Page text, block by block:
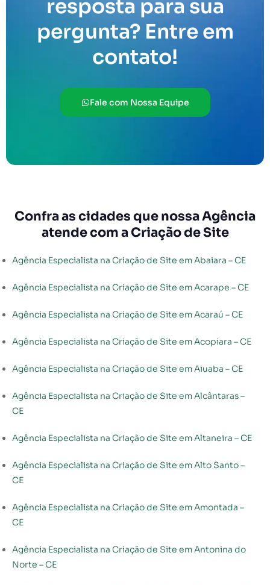
resposta para sua
pergunta? Entre em
contato!
Fale com Nossa Equipe
Confra as cidades que nossa Agência
atende com a Criação de Site
Agência Especialista na Criação de Site em Abaiara – CE
Agência Especialista na Criação de Site em Acarape – CE
Agência Especialista na Criação de Site em Acaraú – CE
Agência Especialista na Criação de Site em Acopiara – CE
Agência Especialista na Criação de Site em Aiuaba – CE
Agência Especialista na Criação de Site em Alcântaras –
CE
Agência Especialista na Criação de Site em Altaneira – CE
Agência Especialista na Criação de Site em Alto Santo –
CE
Agência Especialista na Criação de Site em Amontada –
CE
Agência Especialista na Criação de Site em Antonina do
Norte – CE